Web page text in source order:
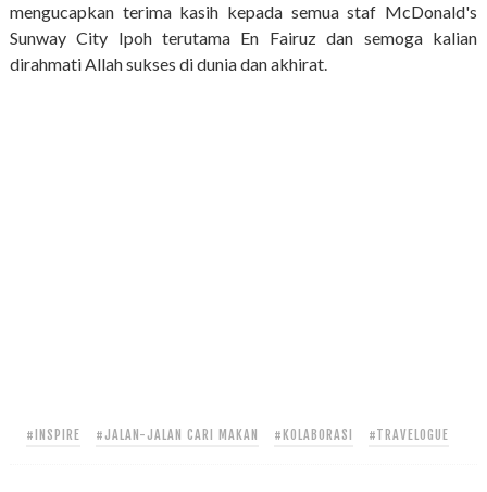
mengucapkan terima kasih kepada semua staf McDonald's
Sunway City Ipoh terutama En Fairuz dan semoga kalian
dirahmati Allah sukses di dunia dan akhirat.
#INSPIRE #JALAN-JALAN CARI MAKAN #KOLABORASI #TRAVELOGUE